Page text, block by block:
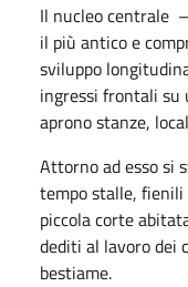
Il nucleo centrale
il più antico e
sviluppo
ingressi frontali su
aprono stanze,
Attorno ad esso si
tempo stalle,
piccola corte
dediti al lavoro dei
bestiame.